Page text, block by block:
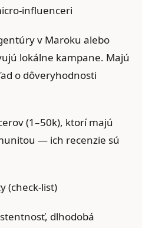
v Maroku alebo
lokálne kampane. Majú
o dôveryhodnosti
(1–50k), ktorí majú
— ich recenzie sú
(check‑list)
dlhodobá